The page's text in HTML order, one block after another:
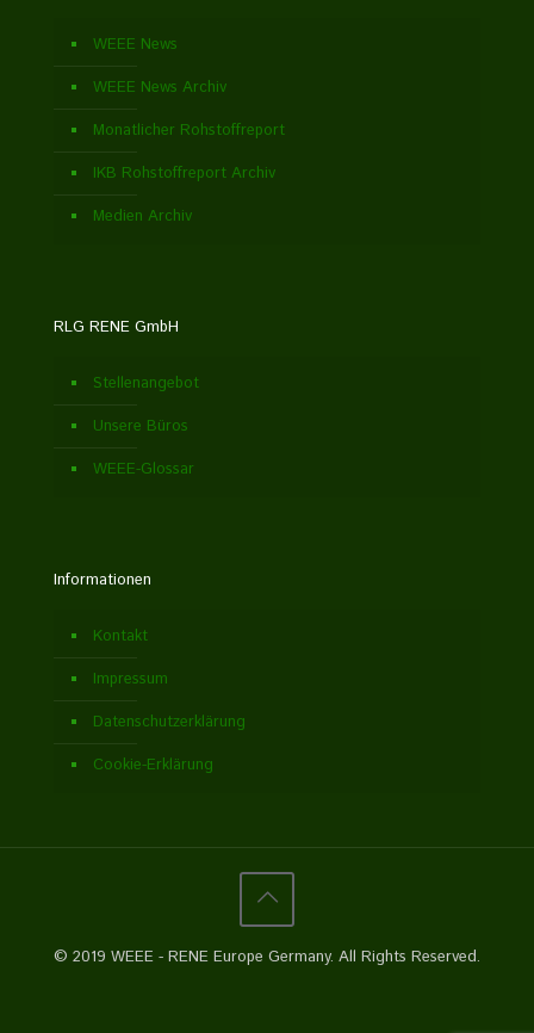
WEEE News
WEEE News Archiv
Monatlicher Rohstoffreport
IKB Rohstoffreport Archiv
Medien Archiv
RLG RENE GmbH
Stellenangebot
Unsere Büros
WEEE-Glossar
Informationen
Kontakt
Impressum
Datenschutzerklärung
Cookie-Erklärung
© 2019 WEEE - RENE Europe Germany. All Rights Reserved.